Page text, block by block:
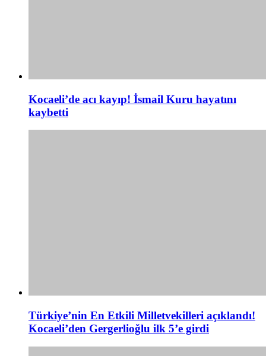
Kocaeli’de acı kayıp! İsmail Kuru hayatını
kaybetti
Türkiye’nin En Etkili Milletvekilleri açıklandı!
Kocaeli’den Gergerlioğlu ilk 5’e girdi